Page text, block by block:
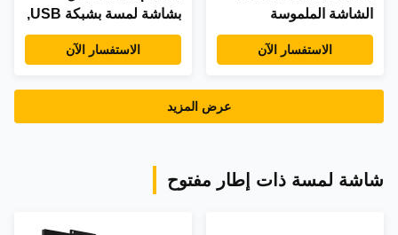
الشاشة الملموسة
المحمولة اللاسلكية 13.3
الاستفسار الآن
بشاشة لمسة بشبكة USB,
شاشة لمسة لاسلكية 11
ملم للكمبيوترالاستفسار الآن
عرض المزيد
شاشة لمسة ذات إطار مفتوح